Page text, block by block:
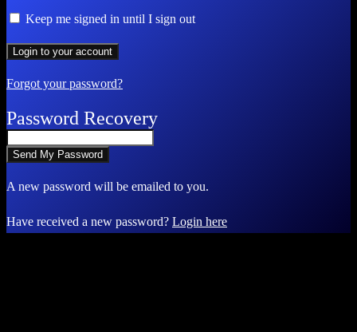
Keep me signed in until I sign out
Forgot your password?
Password Recovery
A new password will be emailed to you.
Have received a new password? Login here